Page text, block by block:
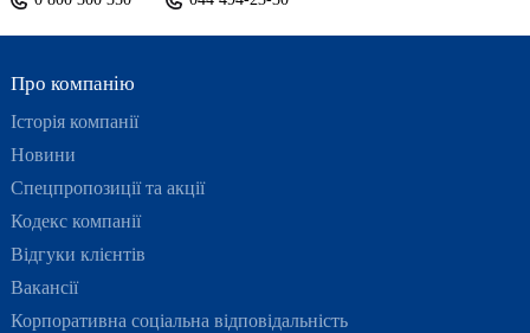
Про компанію
Історія компанії
Новини
Спецпропозиції та акції
Кодекс компанії
Відгуки клієнтів
Вакансії
Корпоративна соціальна відповідальність